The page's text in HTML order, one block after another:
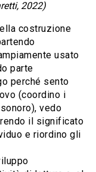
2022)
costruzione
usato
parte
perché sento
(coordino i
vedo
il significato
e riordino gli